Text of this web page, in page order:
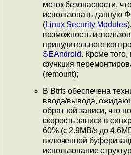
меток безопасности,
использовать данную
(Linux Security Modules
возможность
принудительного
SEAndroid. Кроме того,
функция
(remount);
В Btrfs обеспечена
ввода/вывода,
обратной записи, что
скорость записи в
60% (с 2.9MB/s до
включенной
использование